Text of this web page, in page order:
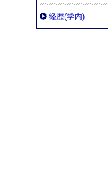
経歴(学内)